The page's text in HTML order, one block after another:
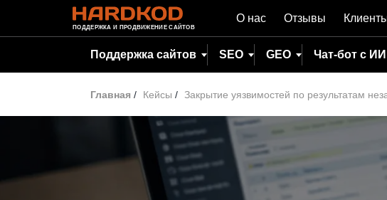
ПОДДЕРЖКА И ПРОДВИЖЕНИЕ САЙТОВ
О нас Отзывы
Поддержка сайтов SEO GEO Чат-бот с ИИ
Главная / Кейсы / Закрытие уязвимостей по результатам